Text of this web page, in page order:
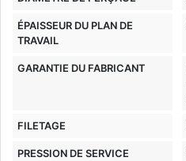
ÉPAISSEUR DU PLAN DE
TRAVAIL
GARANTIE DU FABRICANT
FILETAGE
PRESSION DE SERVICE